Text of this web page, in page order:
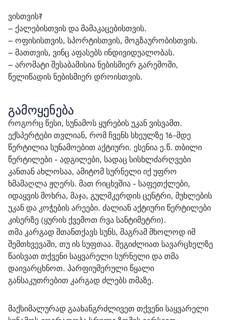
ვისთვის?
– ქალებისთვის და მამაკაცებისთვის.
– ოფისისთვის, სპორტისთვის, მოგზაურობისთვის.
– მათთვის, ვინც აფასებს ინდივიდუალობას.
– არომატი შესაბამისია ნებისმიერ გარემოში,
წელიწადის ნებისმიერ დროისთვის.
გამოყენება
როგორც წესი, სუნამოს ყურების უკან ვისვამთ.
ექსპერტები თვლიან, რომ ჩვენს სხეულზე 16-მდე
წერტილია სუნამოებით აქტიური. ესენია ე.წ. თბილი
წერტილები ​​- ადგილები, სადაც სისხლძარღვები
კანთან ახლოსაა, ამიტომ სურნელი იქ უფრო
ხმამაღლა ჟღერს. მათ რიცხვშია - საფეთქლები,
იდაყვის მოხრა, მაჯა, გულმკერდის ცენტრი, მუხლების
უკან და კოჭების არეები. ძალიან აქტიური წერტილები
კისერზე (ყურის ქვემოთ რვა სანტიმეტრი).
თმა კარგად შთანთქავს სუნს, მაგრამ მხოლოდ იმ
შემთხვევაში, თუ ის სუფთაა. შეგიძლიათ სავარცხელზე
წაისვათ თქვენი საყვარელი სურნელი და თმა
დაივარცხნოთ. პარფიუმერული წყალი
განსაკუთრებით კარგად ძლებს თმაზე.
მაქსიმალურად გაახანგრძლივეთ თქვენი საყვარელი